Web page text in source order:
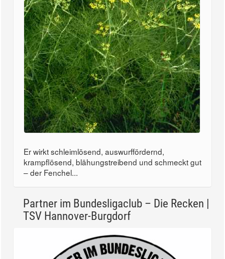
Er wirkt schleimlösend, auswurffördernd,
krampflösend, blähungstreibend und schmeckt gut
– der Fenchel...
Partner im Bundesligaclub – Die Recken |
TSV Hannover-Burgdorf